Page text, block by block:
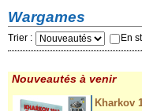
Wargames
Trier : En
Nouveautés à venir
Kharkov